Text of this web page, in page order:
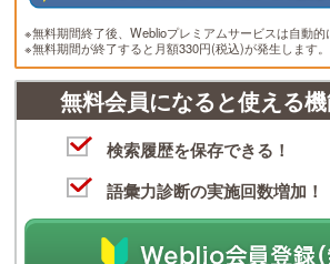
※無料期間終了後、Weblioプレミアムサービスは自動的
※無料期間が終了すると月額330円(税込)が発生します。
無料会員になると使える機
検索履歴を保存できる！
語彙力診断の実施回数増加！